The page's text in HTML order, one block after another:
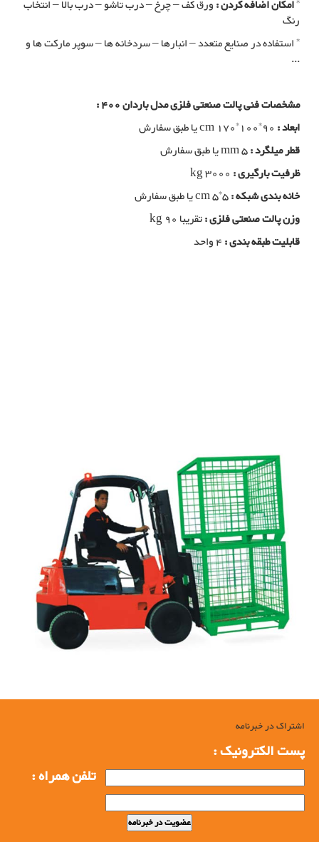
*امکان اضافه کردن :ورق کف – چرخ – درب تاشو – درب بالا – انتخاب
رنگ
* استفاده در صنایع متعدد – انبارها – سردخانه ها – سوپر مارکت ها و
...
مشخصات فنی پالت صنعتی فلزی مدل باردان 400 :
ابعاد :
قطر میلگرد :mm 5 یا طبق سفارش
ظرفیت بارگیری :
خانه بندی شبکه :cm 5*5 یا طبق سفارش
وزن پالت صنعتی فلزی :تقریبا kg 90
قابلیت طبقه بندی :
اشتراک در خبرنامه
پست الکترونیک :
تلفن همراه :